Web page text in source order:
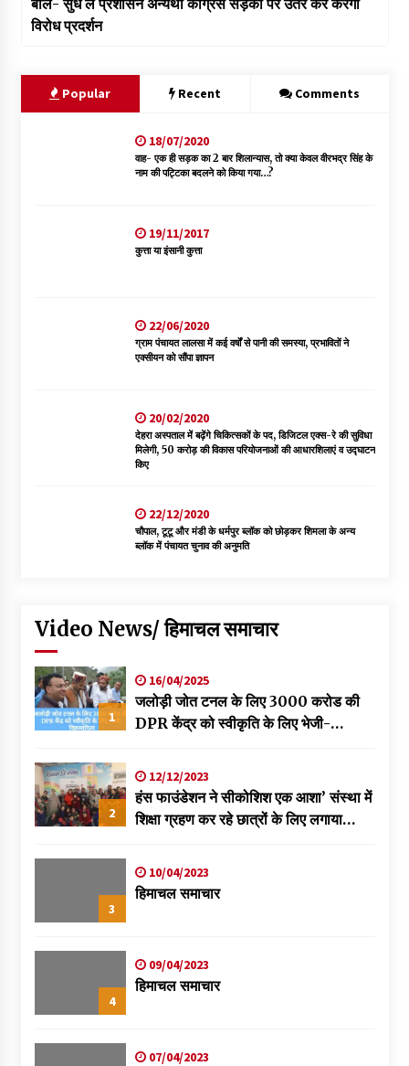
विरोध प्रदर्शन
Popular Recent Comments
18/07/2020
वाह- एक ही सड़क का 2 बार शिलान्यास, तो क्या केवल वीरभद्र सिंह के
नाम की पट्टिका बदलने को किया गया…?
19/11/2017
कुत्ता या इंसानी कुत्ता
22/06/2020
ग्राम पंचायत लालसा में कई वर्षों से पानी की समस्या, प्रभावितों ने
एक्सीयन को सौंपा ज्ञापन
20/02/2020
देहरा अस्पताल में बढ़ेंगे चिकित्सकों के पद, डिजिटल एक्स-रे की सुविधा
मिलेगी, 50 करोड़ की विकास परियोजनाओं की आधारशिलाएं व उद्घाटन
किए
22/12/2020
चौपाल, टूटू और मंडी के धर्मपुर ब्लॉक को छोड़कर शिमला के अन्य
ब्लॉक में पंचायत चुनाव की अनुमति
Video News/ हिमाचल समाचार
1
16/04/2025
जलोड़ी जोत टनल के लिए 3000 करोड की
DPR केंद्र को स्वीकृति के लिए भेजी-
2
12/12/2023
हंस फाउंडेशन ने सीकोशिश एक आशा’ संस्था में
शिक्षा ग्रहण कर रहे छात्रों के लिए लगाया
3
10/04/2023
हिमाचल समाचार
4
09/04/2023
हिमाचल समाचार
07/04/2023